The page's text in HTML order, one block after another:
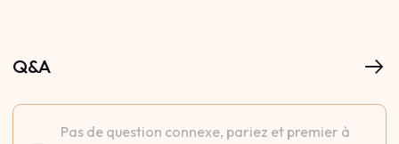
Q&A
Pas de question connexe, pariez et premier à